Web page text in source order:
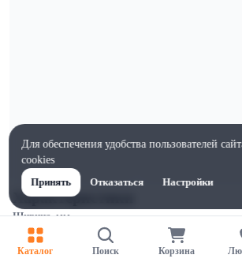
Характеристики
Ширина, мм
160
Высота, мм
Каталог Поиск Корзина
Для обеспечения удобства пользователей
cookies
Принять
Отказаться Настройки